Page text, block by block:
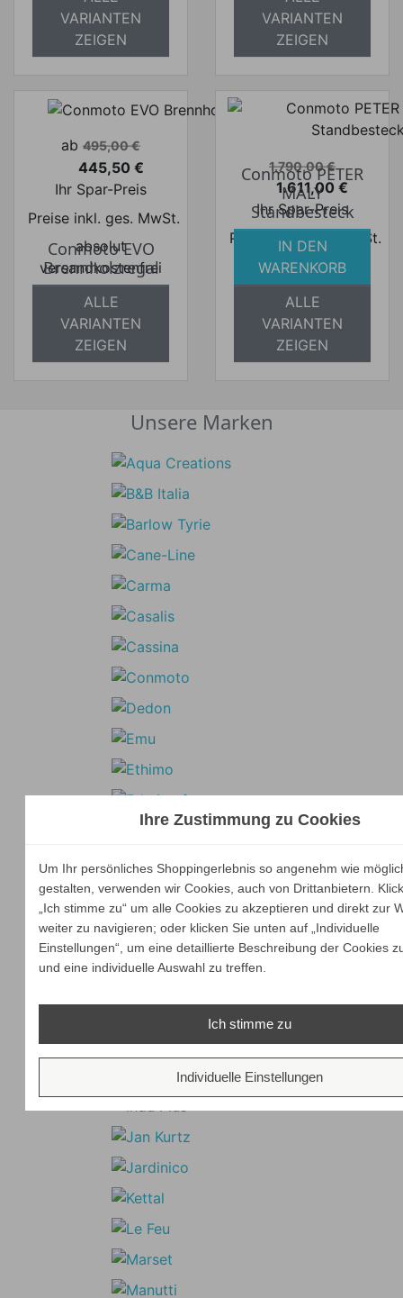
VARIANTEN
ZEIGEN
VARIANTEN
ZEIGEN
Verkaufspreis
ab 495,00 €
Preis
445,50 €
Ihr Spar-Preis
Preise inkl. ges. MwSt.
absolut
versandkostenfrei
Conmoto EVO
Brennholzregal
ALLE
VARIANTEN
ZEIGEN
Verkaufspreis
1.790,00 €
Preis
1.611,00 €
Ihr Spar-Preis
Preise inkl. ges. MwSt.
absolut
versandkostenfrei
Conmoto PETER
MALY
Standbesteck
IN DEN
WARENKORB
ALLE
VARIANTEN
ZEIGEN
Unsere Marken
Ihre Zustimmung zu Cookies
Um Ihr persönliches Shoppingerlebnis so angenehm wie
gestalten, verwenden wir Cookies, auch von Drittanbietern.
„Ich stimme zu“ um alle Cookies zu akzeptieren und direkt zur
weiter zu navigieren; oder klicken Sie unten auf „Individuelle
Einstellungen“, um eine detaillierte Beschreibung der Cookies
und eine individuelle Auswahl zu treffen.
Ich stimme zu
Individuelle Einstellungen